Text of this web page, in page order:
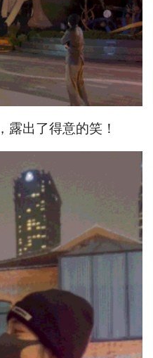
露出了得意的笑！